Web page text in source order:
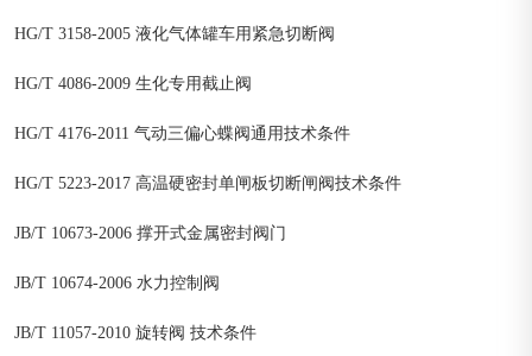
HG/T 3158-2005 液化气体罐车用紧急切断阀
HG/T 4086-2009 生化专用截止阀
HG/T 4176-2011 气动三偏心蝶阀通用技术条件
HG/T 5223-2017 高温硬密封单闸板切断闸阀技术条件
JB/T 10673-2006 撑开式金属密封阀门
JB/T 10674-2006 水力控制阀
JB/T 11057-2010 旋转阀 技术条件